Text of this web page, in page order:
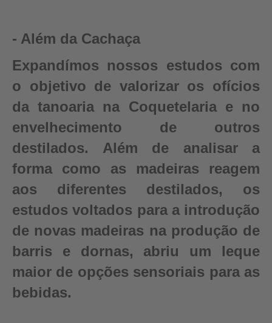
- Além da Cachaça
Expandímos nossos estudos com
o objetivo de valorizar os ofícios
da tanoaria na Coquetelaria e no
envelhecimento de outros
destilados. Além de analisar a
forma como as madeiras reagem
aos diferentes destilados, os
estudos voltados para a introdução
de novas madeiras na produção de
barris e dornas, abriu um leque
maior de opções sensoriais para as
bebidas.